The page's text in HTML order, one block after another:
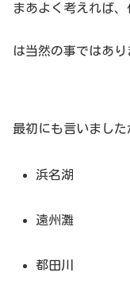
まあよく考えれば
は当然の事ではあり
最初にも言いまし
浜名湖
遠州灘
都田川